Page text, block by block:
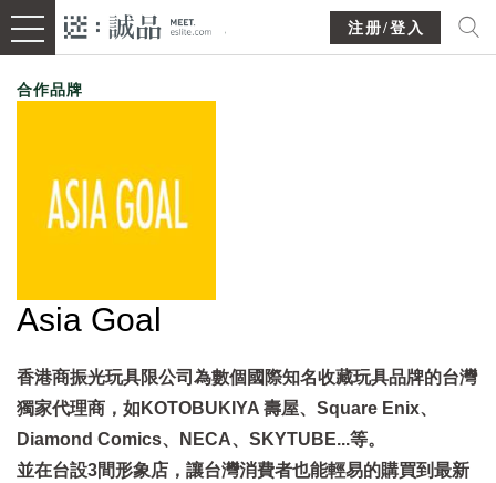
注册/登入
合作品牌
Asia Goal
香港商振光玩具限公司為數個國際知名收藏玩具品牌的台灣
獨家代理商，如KOTOBUKIYA 壽屋、Square Enix、
Diamond Comics、NECA、SKYTUBE...等。
並在台設3間形象店，讓台灣消費者也能輕易的購買到最新